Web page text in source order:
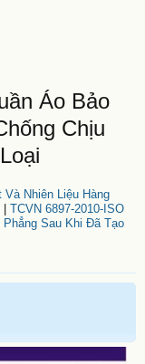
Áo Bảo
Chịu
Và Nhiên Liệu Hàng
TCVN 6897-2010-ISO
Sau Khi Đã Tạo